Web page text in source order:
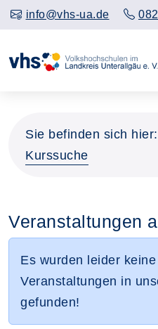
info@vhs-ua.de
Sie befinden sich hier:
Kurssuche
Veranstaltungen
Es wurden leider
Veranstaltungen in
gefunden!